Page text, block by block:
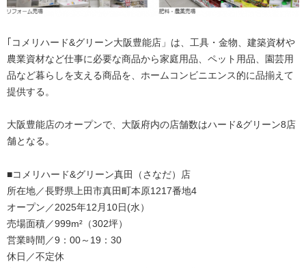
｢コメリハード&グリーン大阪豊能店」は、工具・金物、建築資材や
農業資材など仕事に必要な商品から家庭用品、ペット用品、園芸用
品など暮らしを支える商品を、ホームコンビニエンス的に品揃えて
提供する。
大阪豊能店のオープンで、大阪府内の店舗数はハード&グリーン8店
舗となる。
■コメリハード&グリーン真田（さなだ）店
所在地／長野県上田市真田町本原1217番地4
オープン／2025年12月10日(水）
売場面積／999m²（302坪）
営業時間／9：00～19：30
休日／不定休